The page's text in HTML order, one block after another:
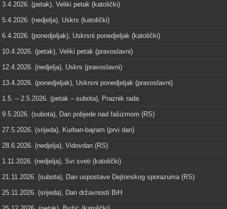
3.4.2026. (petak), Veliki petak (katolički)
5.4.2026. (nedjelja), Uskrs (katolički)
6.4.2026. (ponedjeljak), Uskrsni ponedjeljak (katolički)
10.4.2026. (petak), Veliki petak (pravoslavni)
12.4.2026. (nedjelja), Uskrs (pravoslavni)
13.4.2026. (ponedjeljak), Uskrsni ponedjeljak (pravoslavni)
1.5. – 2.5.2026. (petak – subota), Praznik rada
9.5.2026. (subota), Dan pobjede nad fašizmom (RS)
27.5.2026. (srijeda), Kurban-bajram (prvi dan)
28.6.2026. (nedjelja), Vidovdan (RS)
1.11.2026. (nedjelja), Svi sveti (katolički)
21.11.2026. (subota), Dan uspostave Dejtonskog sporazuma (RS)
25.11.2026. (srijeda), Dan državnosti BiH